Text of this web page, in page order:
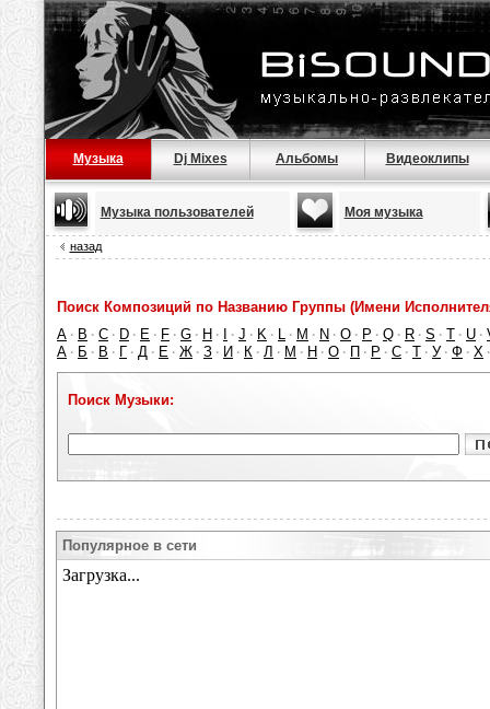
Музыка Dj Mixes Альбомы Видеоклипы
Музыка пользователей Моя музыка
назад
Поиск Композиций по Названию Группы (Имени
A · B · C · D · E · F · G · H · · J · K · L · M · N · O · P · Q · R · S · T · U ·
А · Б · В · Г · Д · Е · Ж · З · И · К · Л · М · Н · О · П · Р · С · Т · У · Ф · Х
Поиск Музыки:
Популярное в сети